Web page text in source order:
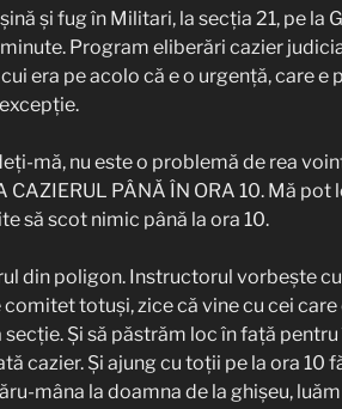
și fug în Militari, la secția 21, pe la
Program eliberări cazier
era pe acolo că e o urgență, care e
mă, nu este o problemă de rea
CAZIERUL PÂNĂ ÎN ORA 10. Mă pot
să scot nimic până la ora 10.
din poligon. Instructorul vorbește
totuși, zice că vine cu cei care
secție. Și să păstrăm loc în față
cazier. Și ajung cu toții pe la ora 10
mâna la doamna de la ghișeu,